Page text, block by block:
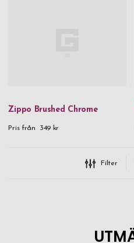
Zippo Brushed Chrome
Pris från 349 kr
Filter